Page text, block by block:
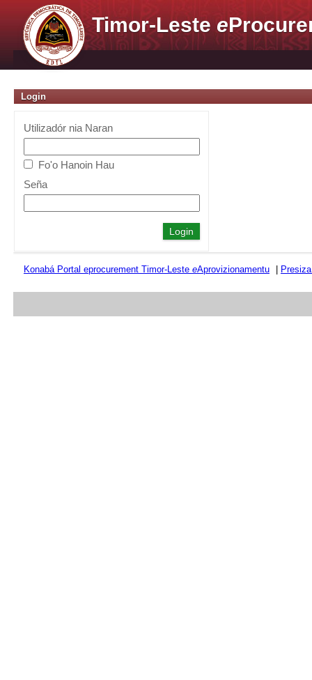
Timor-Lestee
Login
Utilizadór nia Naran
Fo'o Hanoin Hau
Seña
Konabá Portal eprocurement Timor-Leste eAprovizionamentu